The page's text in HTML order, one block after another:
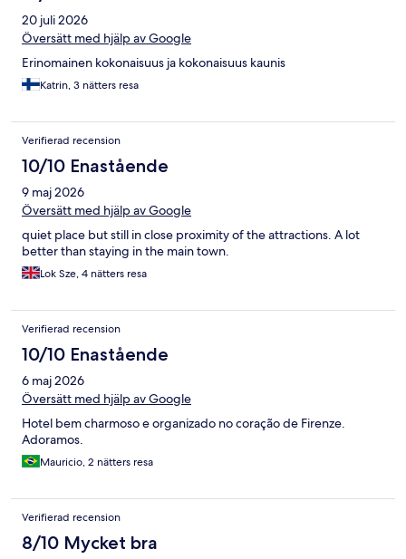
20 juli 2026
Översätt med hjälp av Google
Erinomainen kokonaisuus ja kokonaisuus kaunis
Katrin, 3 nätters resa
Verifierad recension
10/10 Enastående
9 maj 2026
Översätt med hjälp av Google
quiet place but still in close proximity of the attractions. A lot
better than staying in the main town.
Lok Sze, 4 nätters resa
Verifierad recension
10/10 Enastående
6 maj 2026
Översätt med hjälp av Google
Hotel bem charmoso e organizado no coração de Firenze.
Adoramos.
Mauricio, 2 nätters resa
Verifierad recension
8/10 Mycket bra